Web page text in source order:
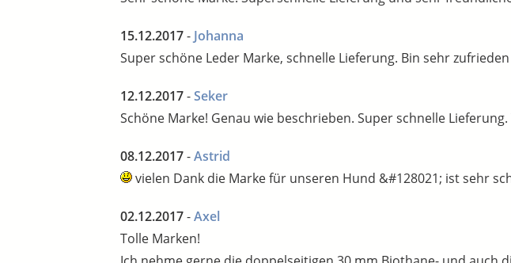
15.12.2017- Johanna
Super schöne Leder Marke, schnelle Lieferung. Bin sehr
12.12.2017-Seker
Schöne Marke! Genau wie beschrieben. Super schnelle
08.12.2017-Astrid
vielen Dank die Marke für unseren Hund &#128021; ist sehr
02.12.2017-Axel
Tolle Marken!